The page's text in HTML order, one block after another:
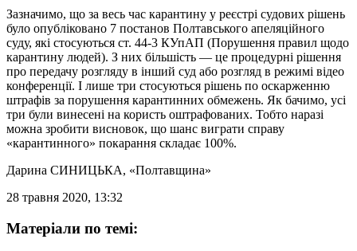
Зазначимо, що за весь час карантину у реєстрі судових рішень
було опубліковано 7 постанов Полтавського апеляційного
суду, які стосуються ст. 44-3 КУпАП (Порушення правил щодо
карантину людей). З них більшість — це процедурні рішення
про передачу розгляду в інший суд або розгляд в режимі відео
конференції. І лише три стосуються рішень по оскарженню
штрафів за порушення карантинних обмежень. Як бачимо, усі
три були винесені на користь оштрафованих. Тобто наразі
можна зробити висновок, що шанс виграти справу
«карантинного» покарання складає 100%.
Дарина СИНИЦЬКА, «Полтавщина»
28 травня 2020, 13:32
Матеріали по темі: